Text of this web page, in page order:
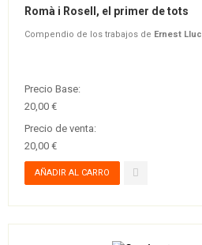
Romà i Rosell, el primer de tots
Compendio de los trabajos de Ernest
Precio Base:
20,00 €
Precio de venta:
20,00 €